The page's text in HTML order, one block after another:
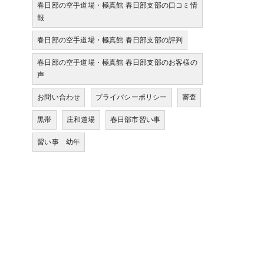
春日部の空手道場・極真館 春日部支部の口コミ情
報
春日部の空手道場・極真館 春日部支部の評判
春日部の空手道場・極真館 春日部支部のお客様の
声
お問い合わせ プライバシーポリシー 審査
黒帯 庄和道場 春日部市習い事
習い事 幼年